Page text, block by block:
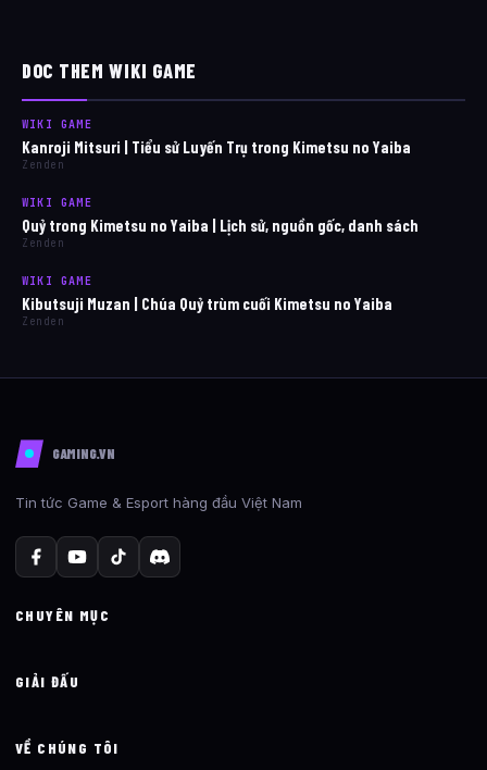
DOC THEM WIKI GAME
WIKI GAME
Kanroji Mitsuri | Tiểu sử Luyến Trụ trong Kimetsu no Yaiba
Zenden
WIKI GAME
Quỷ trong Kimetsu no Yaiba | Lịch sử, nguồn gốc, danh sách
Zenden
WIKI GAME
Kibutsuji Muzan | Chúa Quỷ trùm cuối Kimetsu no Yaiba
Zenden
GAMING.VN
Tin tức Game & Esport hàng đầu Việt Nam
CHUYÊN MỤC
GIẢI ĐẤU
VỀ CHÚNG TÔI